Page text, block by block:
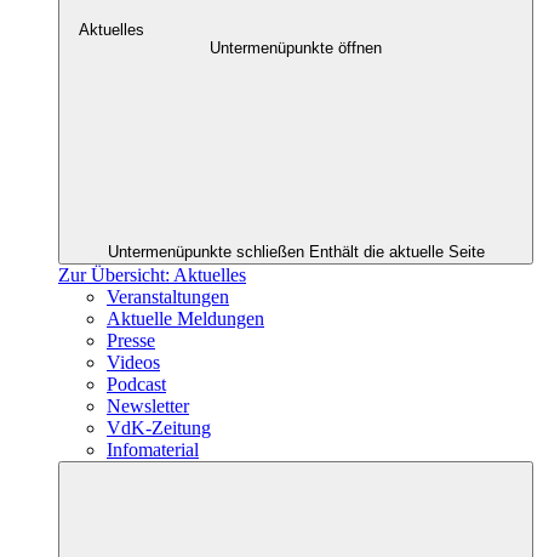
Aktuelles
Untermenüpunkte öffnen
Untermenüpunkte schließen Enthält die aktuelle Seite
Zur Übersicht: Aktuelles
Veranstaltungen
Aktuelle Meldungen
Presse
Videos
Podcast
Newsletter
VdK-Zeitung
Infomaterial